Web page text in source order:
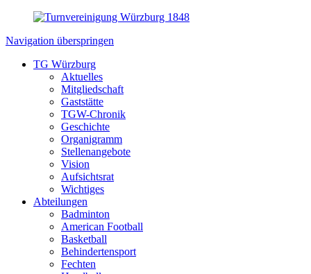
Navigation überspringen
TG Würzburg
Aktuelles
Mitgliedschaft
Gaststätte
TGW-Chronik
Geschichte
Organigramm
Stellenangebote
Vision
Aufsichtsrat
Wichtiges
Abteilungen
Badminton
American Football
Basketball
Behindertensport
Fechten